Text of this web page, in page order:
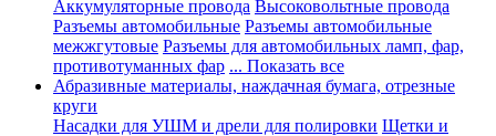
Аккумуляторные провода Высоковольтные провода
Разъемы автомобильные Разъемы автомобильные
межжгутовые Разъемы для автомобильных ламп, фар,
противотуманных фар ... Показать все
Абразивные материалы, наждачная бумага, отрезные
круги
Насадки для УШМ и дрели для полировки Щетки и